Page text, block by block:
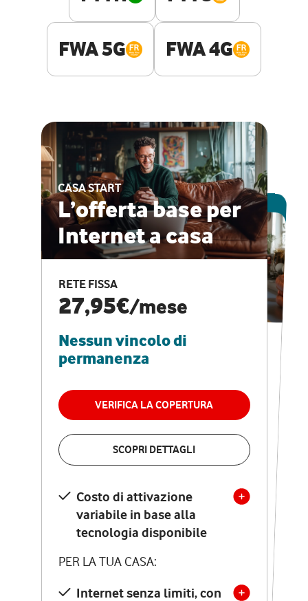
FWA 5G FWA 4G
CASA START
L’offerta base per
Internet a casa
RETE FISSA
27,95€/mese
Nessun vincolo di
permanenza
VERIFICA LA COPERTURA
SCOPRI DETTAGLI
Costo di attivazione
variabile in base alla
tecnologia disponibile
PER LA TUA CASA:
Internet senza limiti, con
ESCLUSIVA ONLINE
CASA PRO
Internet veloce e
vantaggi speciali
RETE FISSA + VODAFONE CLUB
29,95€
permanenza
VERIFICA LA COPERTURA
Costo di attivazione
variabile in base alla
tecnologia disponibile
PER LA TUA CASA:
Internet senza limiti, con
la migliore tecnologia